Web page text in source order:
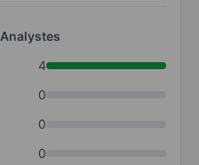
Analystes
4
0
0
0